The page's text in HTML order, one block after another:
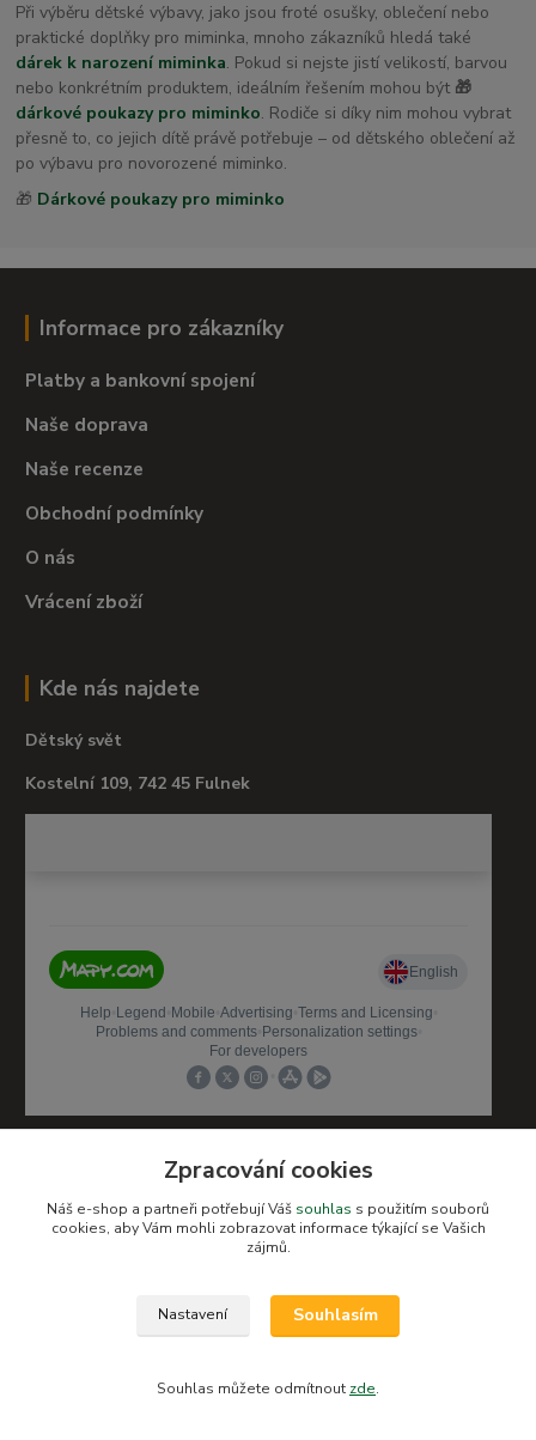
Při výběru dětské výbavy, jako jsou froté osušky, oblečení nebo
praktické doplňky pro miminka, mnoho zákazníků hledá také
dárek k narození miminka. Pokud si nejste jistí velikostí, barvou
nebo konkrétním produktem, ideálním řešením mohou být 🎁
dárkové poukazy pro miminko. Rodiče si díky nim mohou vybrat
přesně to, co jejich dítě právě potřebuje – od dětského oblečení až
po výbavu pro novorozené miminko.
🎁 Dárkové poukazy pro miminko
Informace pro zákazníky
Platby a bankovní spojení
Naše doprava
Naše recenze
Obchodní podmínky
O nás
Vrácení zboží
Kde nás najdete
Dětský svět
Kostelní 109, 742 45 Fulnek
Sociální sítě
Zpracování cookies
Náš e-shop a partneři potřebují Váš souhlas s použitím souborů
cookies, aby Vám mohli zobrazovat informace týkající se Vašich
zájmů.
Nastavení Souhlasím
Souhlas můžete odmítnout zde.